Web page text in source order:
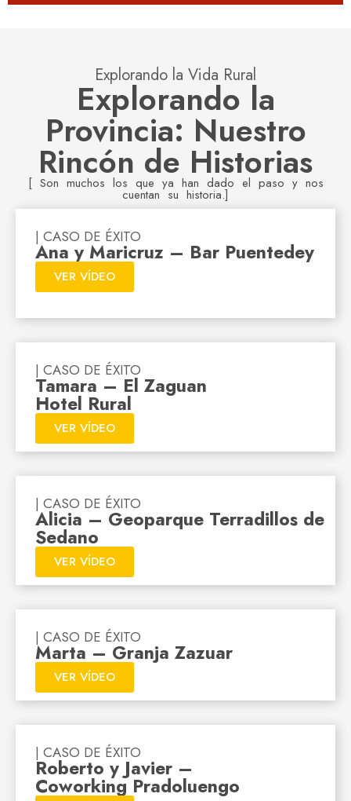
Explorando la Vida Rural
Explorando la
Provincia: Nuestro
Rincón de Historias
[ Son muchos los que ya han dado el paso y nos
cuentan su historia.]
| CASO DE ÉXITO
Ana y Maricruz – Bar Puentedey
VER VÍDEO
| CASO DE ÉXITO
Tamara – El Zaguan
Hotel Rural
VER VÍDEO
| CASO DE ÉXITO
Alicia – Geoparque Terradillos de
Sedano
VER VÍDEO
| CASO DE ÉXITO
Marta – Granja Zazuar
VER VÍDEO
| CASO DE ÉXITO
Roberto y Javier –
Coworking Pradoluengo